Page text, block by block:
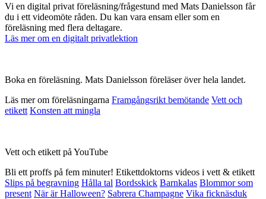
Vi en digital privat föreläsning/frågestund med Mats Danielsson får
du i ett videomöte råden. Du kan vara ensam eller som en
föreläsning med flera deltagare.
Läs mer om en digitalt privatlektion
Boka en föreläsning. Mats Danielsson föreläser över hela landet.
Läs mer om föreläsningarna Framgångsrikt bemötande Vett och
etikett Konsten att mingla
Vett och etikett på YouTube
Bli ett proffs på fem minuter! Etikettdoktorns videos i vett & etikett
Slips på begravning Hålla tal Bordsskick Barnkalas Blommor som
present När är Halloween? Sabrera Champagne Vika ficknäsduk